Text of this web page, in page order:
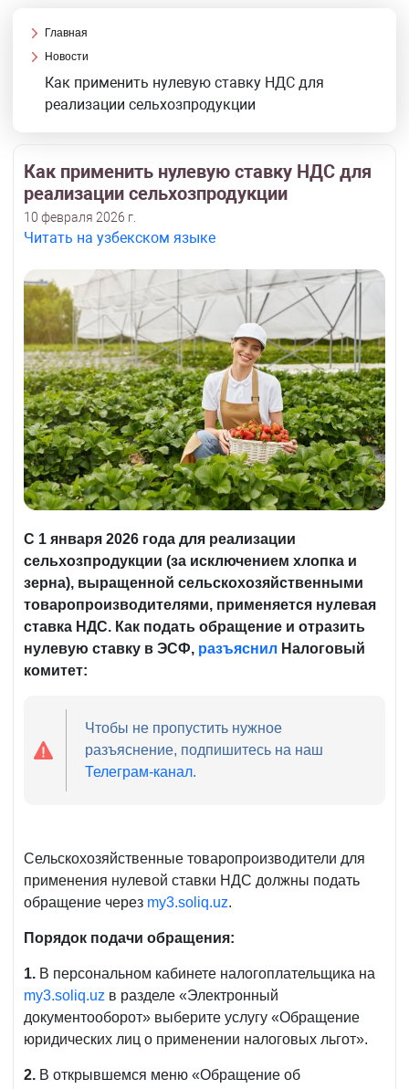
Главная
Новости
Как применить нулевую ставку НДС для
реализации сельхозпродукции
Как применить нулевую ставку НДС для
реализации сельхозпродукции
10 февраля 2026 г.
Читать на узбекском языке
С 1 января 2026 года для реализации
сельхозпродукции (за исключением хлопка и
зерна), выращенной сельскохозяйственными
товаропроизводителями, применяется нулевая
ставка НДС. Как подать обращение и отразить
нулевую ставку в ЭСФ, разъяснил Налоговый
комитет:
Чтобы не пропустить нужное
разъяснение, подпишитесь на наш
Телеграм-канал.
Сельскохозяйственные товаропроизводители для
применения нулевой ставки НДС должны подать
обращение через my3.soliq.uz.
Порядок подачи обращения:
1. В персональном кабинете налогоплательщика на
my3.soliq.uz в разделе «Электронный
документооборот» выберите услугу «Обращение
юридических лиц о применении налоговых льгот».
2. В открывшемся меню «Обращение об